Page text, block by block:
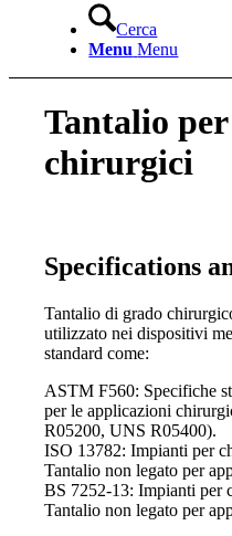
Cerca
Menu Menu
Tantalio
chirurgici
Specifications
Tantalio di grado
utilizzato nei dispositivi
standard come:
ASTM F560: Specifiche
per le applicazioni
R05200, UNS R05400).
ISO 13782: Impianti per
Tantalio non legato per
BS 7252-13: Impianti per
Tantalio non legato per